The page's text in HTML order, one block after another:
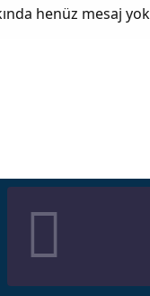
henüz mesaj